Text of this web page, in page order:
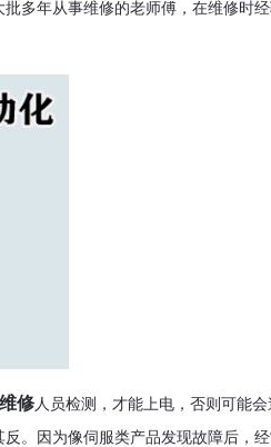
多年从事维修的老师傅，在维修时
修人员检测，才能上电，否则可能
。因为像伺服类产品发现故障后，